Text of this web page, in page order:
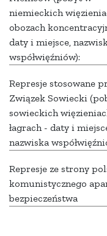
niemieckich
obozach
daty i miejsce,
współwięźniów):
Represje stosowane
Związek Sowiecki
sowieckich
łagrach - daty i
nazwiska
Represje ze strony
komunistycznego
bezpieczeństwa